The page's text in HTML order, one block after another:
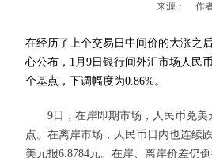
来源： 作
在经历了上个交易日中间价的大涨之
心公布，1月9日银行间外汇市场人民
个基点，下调幅度为0.86%。
9日，在岸即期市场，人民币兑
点。在离岸市场，人民币日内也连续
美元报6.8784元。在岸、离岸价差仍倒